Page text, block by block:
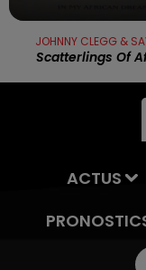
JOHNNY CLEGG &
Scatterlings Of
ACTUS